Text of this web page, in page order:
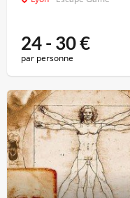
24 - 30€
par personne